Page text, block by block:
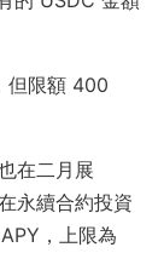
但限額 400
在二月展
永續合約投資
，上限為